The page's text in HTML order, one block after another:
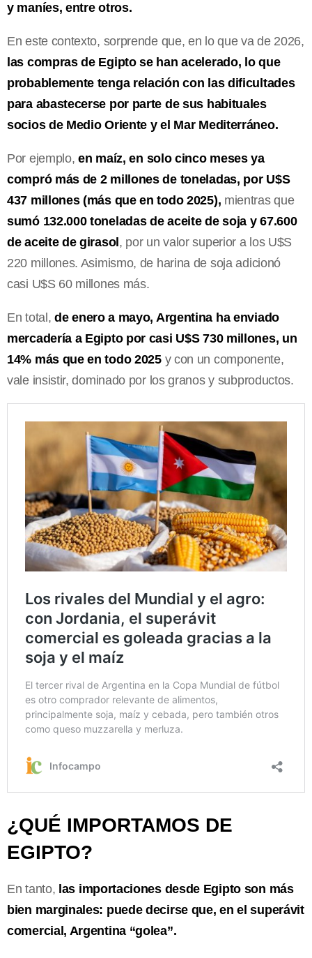
y maníes, entre otros.
En este contexto, sorprende que, en lo que va de 2026,
las compras de Egipto se han acelerado, lo que
probablemente tenga relación con las dificultades
para abastecerse por parte de sus habituales
socios de Medio Oriente y el Mar Mediterráneo.
Por ejemplo,en maíz, en solo cinco meses ya
compró más de 2 millones de toneladas, por U$S
437 millones (más que en todo 2025), mientras que
sumó 132.000 toneladas de aceite de soja y 67.600
de aceite de girasol, por un valor superior a los U$S
220 millones. Asimismo, de harina de soja adicionó
casi U$S 60 millones más.
En total, de enero a mayo, Argentina ha enviado
mercadería a Egipto por casi U$S 730 millones, un
14% más que en todo 2025y con un componente,
vale insistir, dominado por los granos y subproductos.
¿QUÉ IMPORTAMOS DE
EGIPTO?
En tanto, las importaciones desde Egipto son más
bien marginales: puede decirse que, en el superávit
comercial, Argentina “golea”.